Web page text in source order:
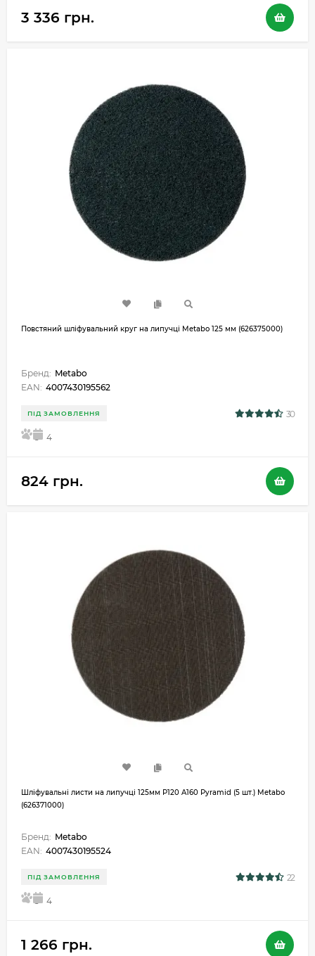
3 336 грн.
Повстяний шліфувальний круг на липучці Metabo 125 мм (626375000)
Бренд: Metabo
EAN: 4007430195562
ПІД ЗАМОВЛЕННЯ 30
5 4
824 грн.
Шліфувальні листи на липучці 125мм P120 A160 Pyramid (5 шт.) Metabo
(626371000)
Бренд: Metabo
EAN: 4007430195524
ПІД ЗАМОВЛЕННЯ 22
5 4
1 266 грн.